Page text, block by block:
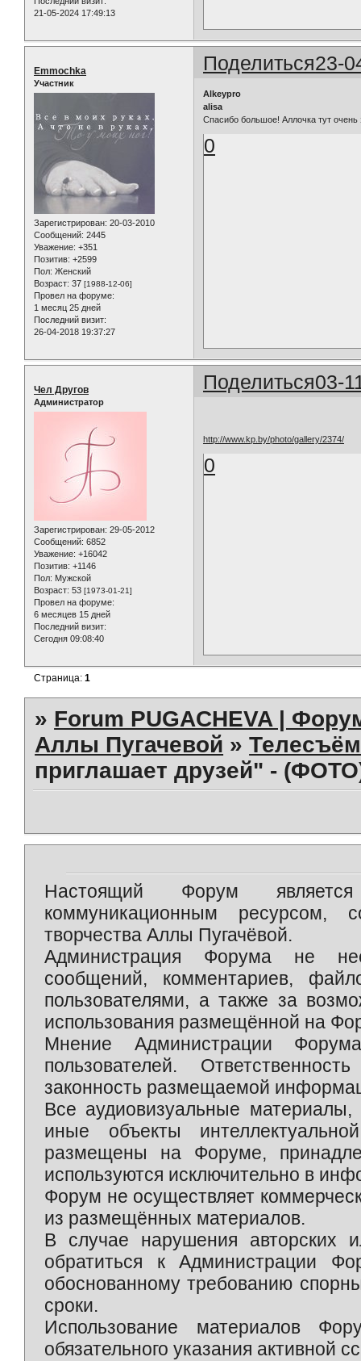
21-05-2024 17:49:13
Поделиться23-
Emmochka
Участник
Зарегистрирован: 20-03-2010
Сообщений: 2445
Уважение: +351
Позитив: +2599
Пол: Женский
Возраст: 37 [1988-12-06]
Провел на форуме:
1 месяц 25 дней
Последний визит:
26-04-2018 19:37:27
Alkeypro
alisa
Спасибо большое! Аллочка тут очень
0
Поделиться03-
Чел Другов
Администратор
Зарегистрирован: 29-05-2012
Сообщений: 6852
Уважение: +16042
Позитив: +1146
Пол: Мужской
Возраст: 53 [1973-01-21]
Провел на форуме:
6 месяцев 15 дней
Последний визит:
Сегодня 09:08:40
http://www.kp.by/photo/gallery/2374/
0
Страница:1
» Forum PUGACHEVA |
Аллы Пугачевой »
приглашает друзей" -
Настоящий Форум является
коммуникационным ресурсом,
творчества Аллы Пугачёвой.
Администрация Форума не
сообщений, комментариев,
пользователями, а также за
использования размещённой на
Мнение Администрации
пользователей.
законность размещаемой
Все аудиовизуальные
иные объекты
размещены на Форуме,
используются исключительно в
Форум не осуществляет
из размещённых материалов.
В случае нарушения авторских
обратиться к Администрации
обоснованному требованию
сроки.
Использование материалов
обязательного указания активной